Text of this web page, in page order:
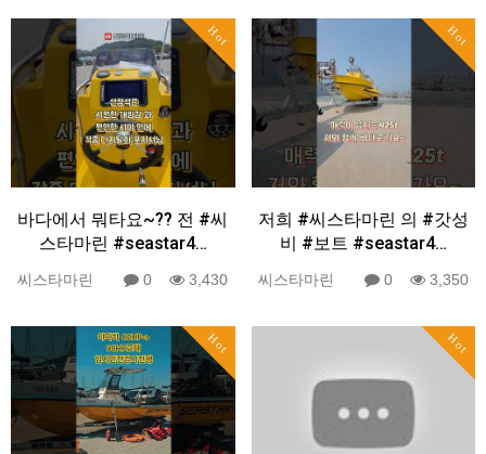
Hot
바다에서 뭐타요~?? 전 #씨
스타마린 #seastar4…
씨스타마린 0 3,430
Hot
저희 #씨스타마린 의 #갓성
비 #보트 #seastar4…
씨스타마린 0 3,350
Hot Hot